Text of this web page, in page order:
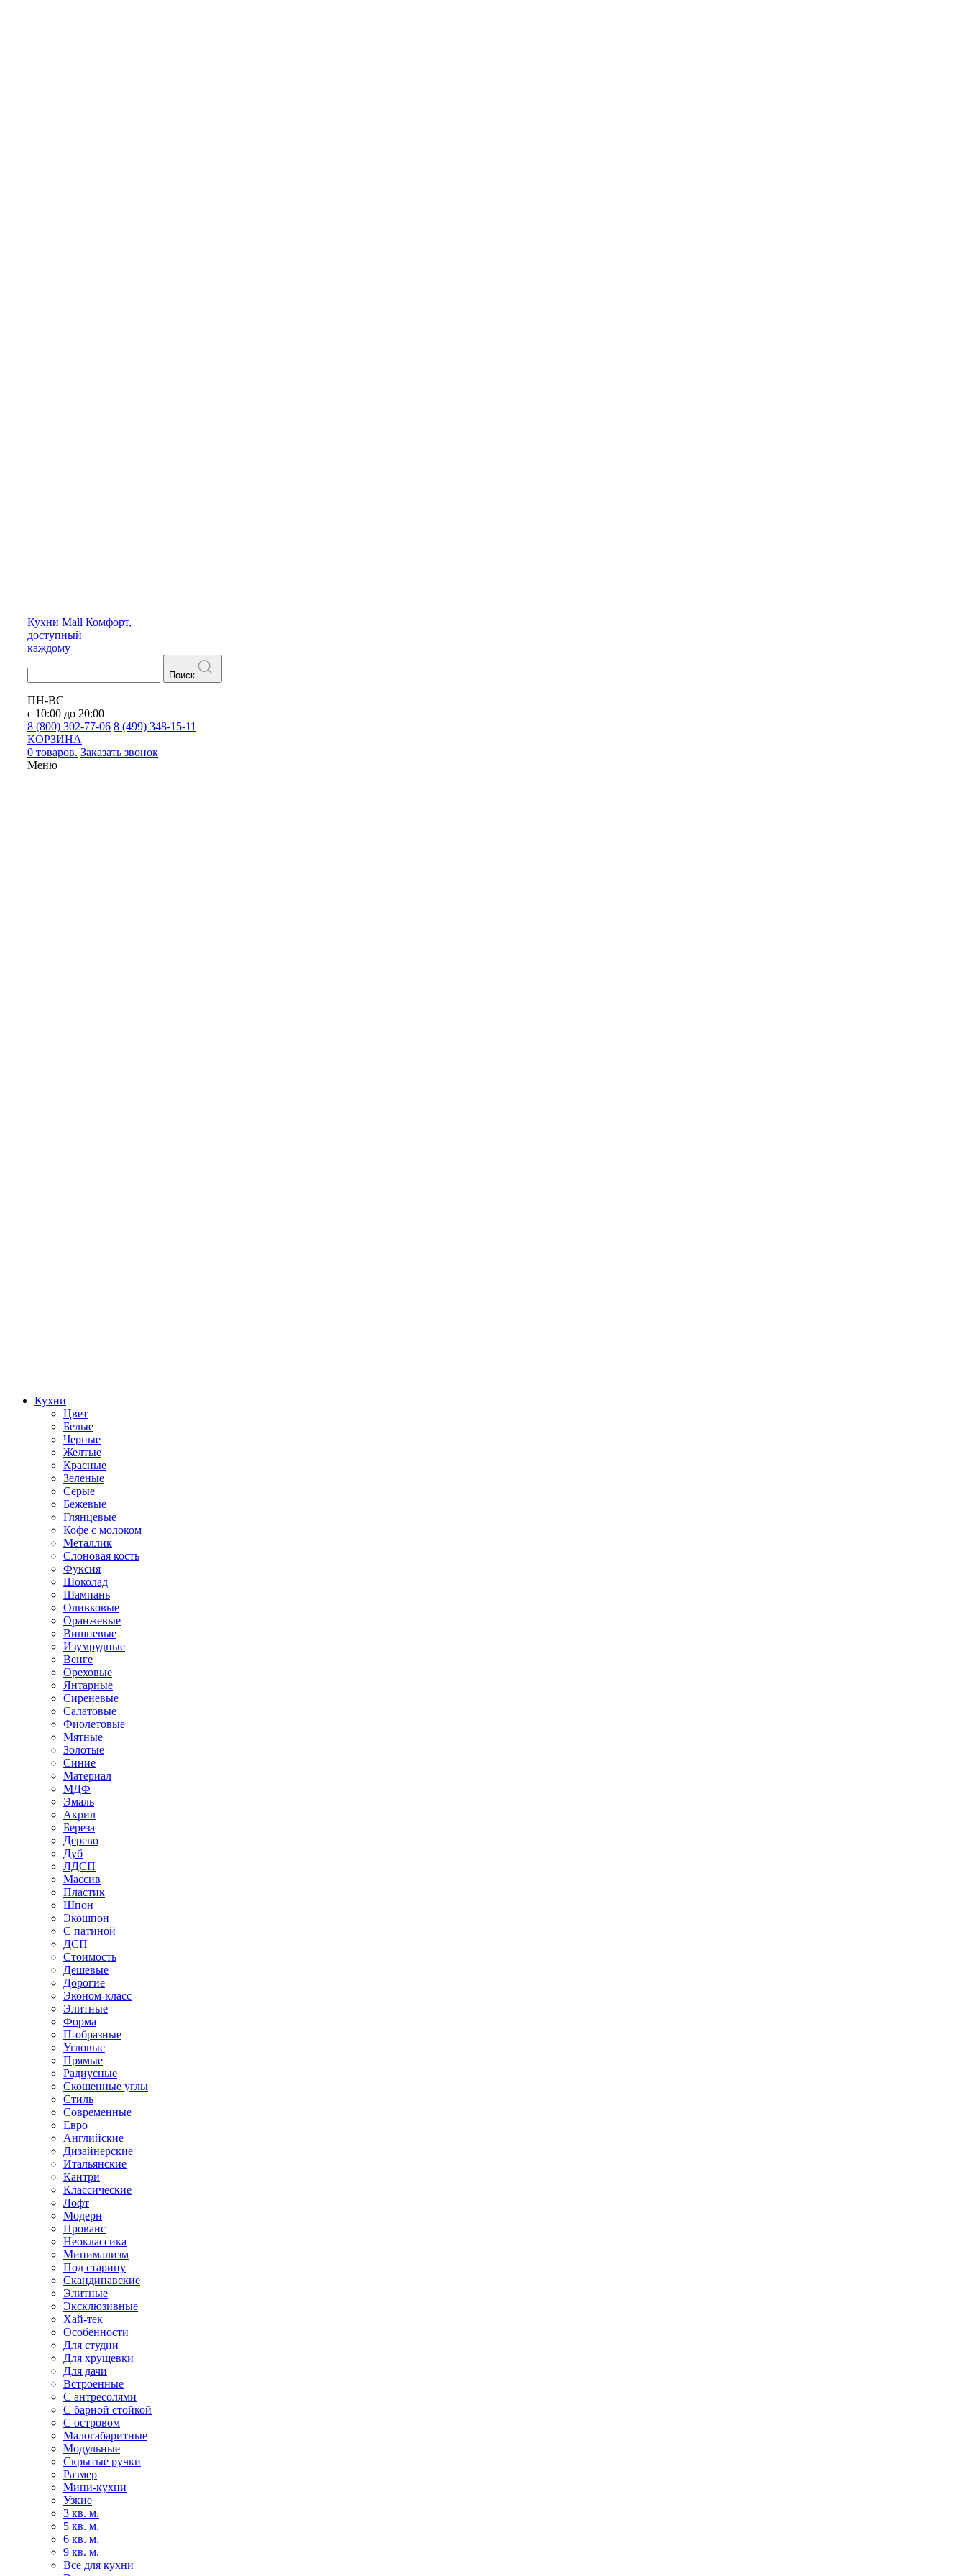
Кухни Mall Комфорт,
доступный
каждому
Поиск
ПН-ВС
с 10:00 до 20:00
8 (800) 302-77-06 8 (499) 348-15-11
КОРЗИНА
0 товаров. Заказать звонок
Меню
Кухни
Цвет
Белые
Черные
Желтые
Красные
Зеленые
Серые
Бежевые
Глянцевые
Кофе с молоком
Металлик
Слоновая кость
Фуксия
Шоколад
Шампань
Оливковые
Оранжевые
Вишневые
Изумрудные
Венге
Ореховые
Янтарные
Сиреневые
Салатовые
Фиолетовые
Мятные
Золотые
Синие
Материал
МДФ
Эмаль
Акрил
Береза
Дерево
Дуб
ЛДСП
Массив
Пластик
Шпон
Экошпон
С патиной
ДСП
Стоимость
Дешевые
Дорогие
Эконом-класс
Элитные
Форма
П-образные
Угловые
Прямые
Радиусные
Скошенные углы
Стиль
Современные
Евро
Английские
Дизайнерские
Итальянские
Кантри
Классические
Лофт
Модерн
Прованс
Неоклассика
Минимализм
Под старину
Скандинавские
Элитные
Эксклюзивные
Хай-тек
Особенности
Для студии
Для хрущевки
Для дачи
Встроенные
С антресолями
С барной стойкой
С островом
Малогабаритные
Модульные
Скрытые ручки
Размер
Мини-кухни
Узкие
3 кв. м.
5 кв. м.
6 кв. м.
9 кв. м.
Все для кухни